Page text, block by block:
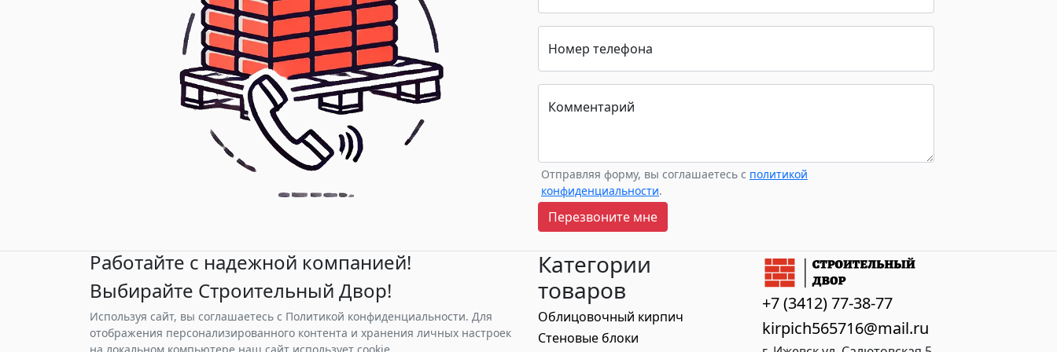
стабильность и
долговечность
конструкций. Выбор
профессионалов для
качественного
водопоглощением, что
обеспечивает
безопасность
конструкций в условиях
высоких температур.
поставляется на
поддонах по 336 штук.
Номер телефона
Комментарий
Отправляя форму, вы соглашаетесь с политикой
конфиденциальности.
Перезвоните мне
Работайте с надежной компанией!
Выбирайте Строительный Двор!
Используя сайт, вы соглашаетесь с Политикой конфиденциальности. Для
отображения персонализированного контента и хранения личных настроек
Категории
товаров
Облицовочный кирпич
Стеновые блоки
+7 (3412) 77-38-77
kirpich565716@mail.ru